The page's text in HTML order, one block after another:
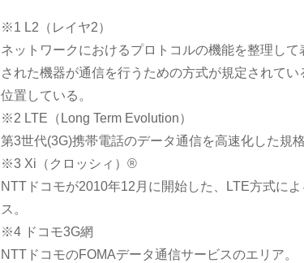
※1 L2（レイヤ2）
ネットワークにおけるプロトコルの機能を整理し
された機器が通信を行うための方式が規定されて
位置している。
※2 LTE（Long Term Evolution）
第3世代(3G)携帯電話のデータ通信を高速化した規格
※3 Xi（クロッシィ）®
NTTドコモが2010年12月に開始した、LTE方式に
ス。
※4 ドコモ3G網
NTTドコモのFOMAデータ通信サービスのエリア。